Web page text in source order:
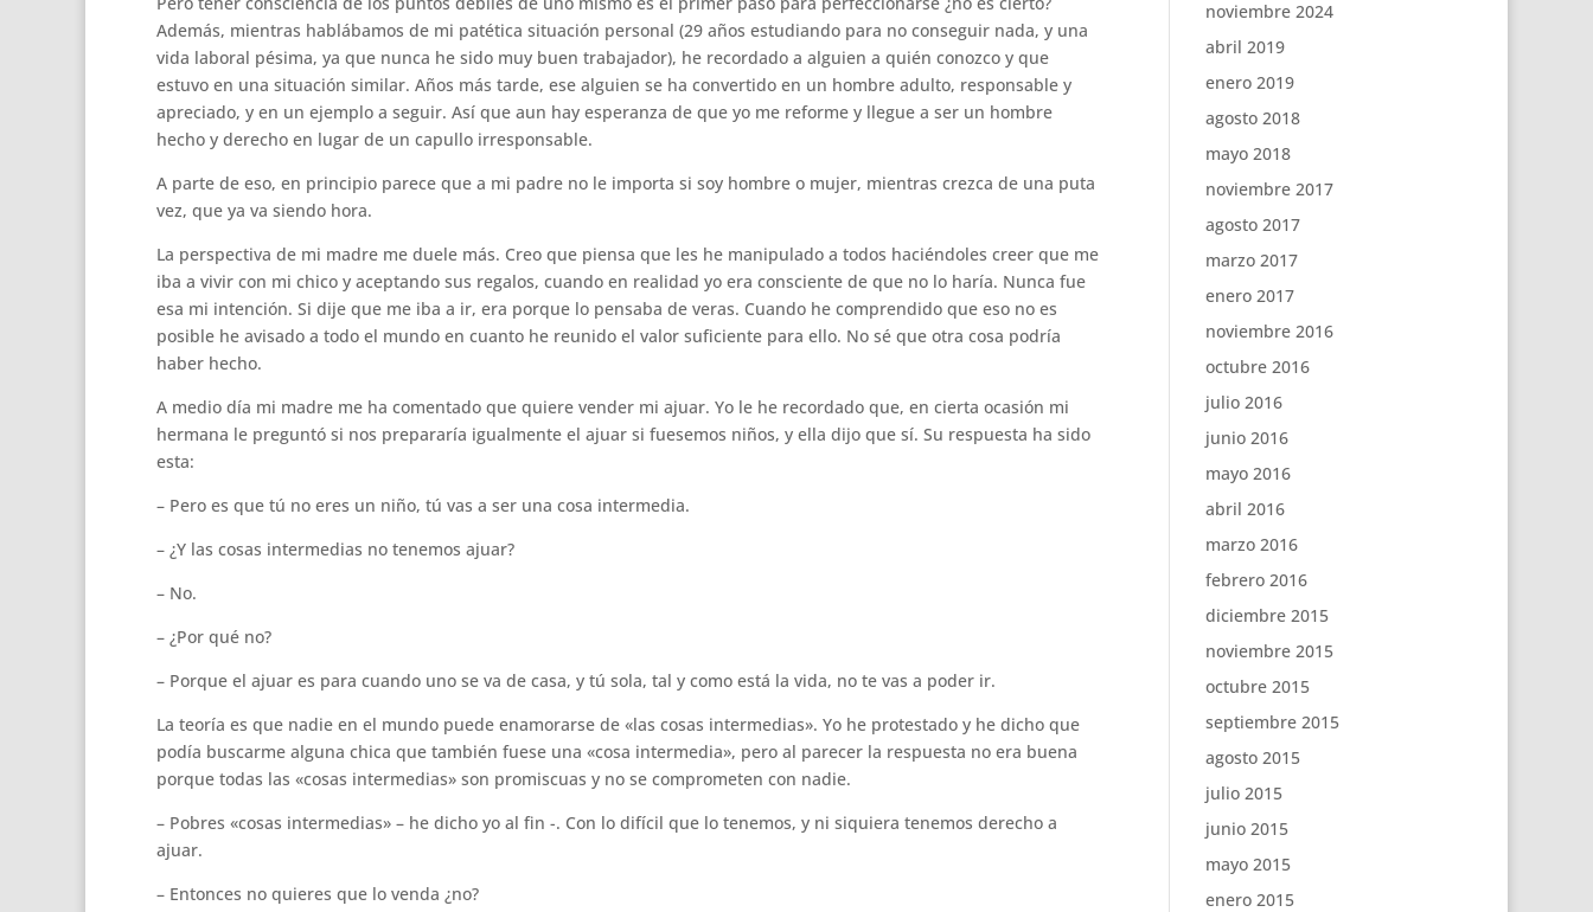
Además, mientras hablábamos de mi patética situación personal (29 años estudiando para no conseguir nada, y una
vida laboral pésima, ya que nunca he sido muy buen trabajador), he recordado a alguien a quién conozco y que
estuvo en una situación similar. Años más tarde, ese alguien se ha convertido en un hombre adulto, responsable y
apreciado, y en un ejemplo a seguir. Así que aun hay esperanza de que yo me reforme y llegue a ser un hombre
hecho y derecho en lugar de un capullo irresponsable.
A parte de eso, en principio parece que a mi padre no le importa si soy hombre o mujer, mientras crezca de una puta
vez, que ya va siendo hora.
La perspectiva de mi madre me duele más. Creo que piensa que les he manipulado a todos haciéndoles creer que me
iba a vivir con mi chico y aceptando sus regalos, cuando en realidad yo era consciente de que no lo haría. Nunca fue
esa mi intención. Si dije que me iba a ir, era porque lo pensaba de veras. Cuando he comprendido que eso no es
posible he avisado a todo el mundo en cuanto he reunido el valor suficiente para ello. No sé que otra cosa podría
haber hecho.
A medio día mi madre me ha comentado que quiere vender mi ajuar. Yo le he recordado que, en cierta ocasión mi
hermana le preguntó si nos prepararía igualmente el ajuar si fuesemos niños, y ella dijo que sí. Su respuesta ha sido
esta:
– Pero es que tú no eres un niño, tú vas a ser una cosa intermedia.
– ¿Y las cosas intermedias no tenemos ajuar?
– No.
– ¿Por qué no?
– Porque el ajuar es para cuando uno se va de casa, y tú sola, tal y como está la vida, no te vas a poder ir.
La teoría es que nadie en el mundo puede enamorarse de «las cosas intermedias». Yo he protestado y he dicho que
podía buscarme alguna chica que también fuese una «cosa intermedia», pero al parecer la respuesta no era buena
porque todas las «cosas intermedias» son promiscuas y no se comprometen con nadie.
– Pobres «cosas intermedias» – he dicho yo al fin -. Con lo difícil que lo tenemos, y ni siquiera tenemos derecho a
ajuar.
– Entonces no quieres que lo venda ¿no?
noviembre 2024
abril 2019
enero 2019
agosto 2018
mayo 2018
noviembre 2017
agosto 2017
marzo 2017
enero 2017
noviembre 2016
octubre 2016
julio 2016
junio 2016
mayo 2016
abril 2016
marzo 2016
febrero 2016
diciembre 2015
noviembre 2015
octubre 2015
septiembre 2015
agosto 2015
julio 2015
junio 2015
mayo 2015
enero 2015